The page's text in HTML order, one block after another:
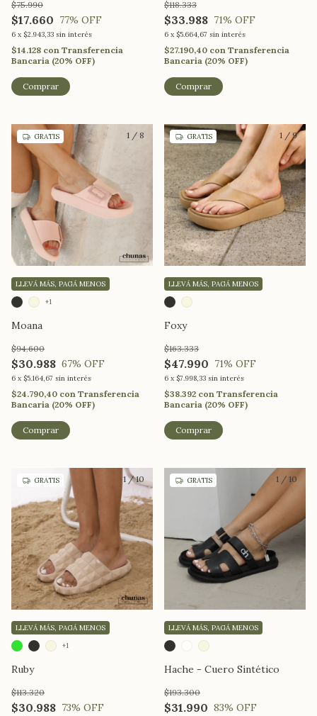
$17.660
$75.990
77% OFF
6 x $2.943,33 sin interés
$14.128 con Transferencia
Bancaria (20% OFF)
Comprar
$33.988
$118.333
71% OFF
6 x $5.664,67 sin interés
$27.190,40 con Transferencia
Bancaria (20% OFF)
Comprar
1 / 8
GRATIS
Moana
$30.988
$94.600
67% OFF
6 x $5.164,67 sin interés
LLEVÁ MÁS, PAGÁ MENOS
$24.790,40 con Transferencia
Bancaria (20% OFF)
+1
Comprar
1 / 9
GRATIS
Foxy
$47.990
$163.333
71% OFF
6 x $7.998,33 sin interés
LLEVÁ MÁS, PAGÁ MENOS
$38.392 con Transferencia
Bancaria (20% OFF)
Comprar
1/10
GRATIS
Ruby
$30.988
$113.320
73% OFF
LLEVÁ MÁS, PAGÁ MENOS
+1
1 / 10
GRATIS
Hache - Cuero Sintético
$31.990
$193.300
83% OFF
LLEVÁ MÁS, PAGÁ MENOS